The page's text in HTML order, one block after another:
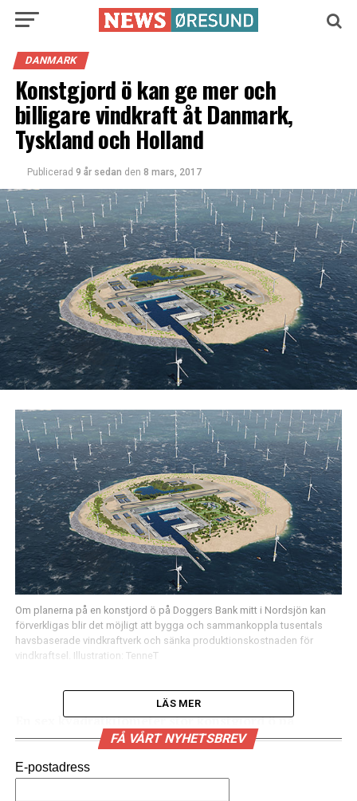
DANMARK
Konstgjord ö kan ge mer och
billigare vindkraft åt Danmark,
Tyskland och Holland
Publicerad 9 år sedan den 8 mars, 2017
Om planerna på en konstjord ö på Doggers Bank mitt i Nordsjön kan
förverkligas blir det möjligt att bygga och sammankoppla tusentals
havsbaserade vindkraftverk och sänka produktionskostnaden för
vindkraftsel. Illustration: TenneT
En sex kvadratkilometer stor konstgjord ö på
Doggers Bank mitt i Nordsjön kan bli en ny
knutpunkt för el från vindkraftsparker
från Danmark, Tyskland och Holland. Ön gör det
möjligt att bygga, koppla samman och underhålla
LÄS MER
FÅ VÅRT NYHETSBREV
E-postadress